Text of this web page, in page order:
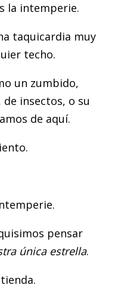
la intemperie.
taquicardia muy
techo.
un zumbido,
insectos, o su
de aquí.
pensar
única estrella.